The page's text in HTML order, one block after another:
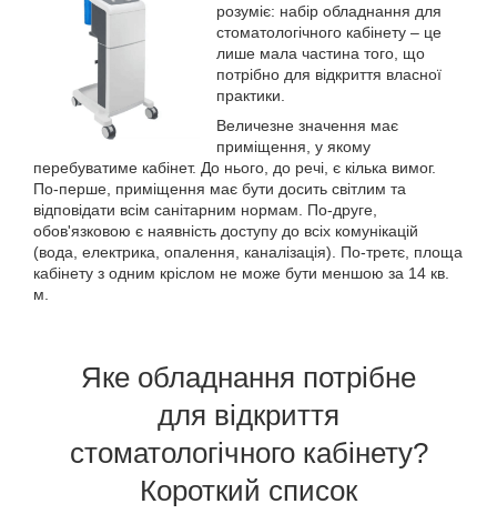
розуміє: набір обладнання для
стоматологічного кабінету – це
лише мала частина того, що
потрібно для відкриття власної
практики.
Величезне значення має
приміщення, у якому
перебуватиме кабінет. До нього, до речі, є кілька вимог.
По-перше, приміщення має бути досить світлим та
відповідати всім санітарним нормам. По-друге,
обов'язковою є наявність доступу до всіх комунікацій
(вода, електрика, опалення, каналізація). По-третє, площа
кабінету з одним кріслом не може бути меншою за 14 кв.
м.
Яке обладнання потрібне
для відкриття
стоматологічного кабінету?
Короткий список